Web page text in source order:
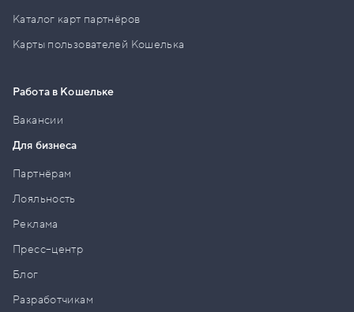
Каталог карт партнёров
Карты пользователей Кошелька
Работа в Кошельке
Вакансии
Для бизнеса
Партнёрам
Лояльность
Реклама
Пресс–центр
Блог
Разработчикам